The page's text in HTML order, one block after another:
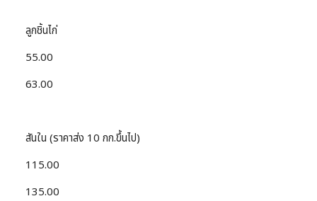
ลูกชิ้นไก่
55.00
63.00
สันใน (ราคาส่ง 10 กก.ขึ้นไป)
115.00
135.00